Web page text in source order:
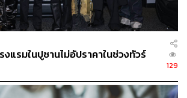
เห็นCASA PAPAในมุมซิกเนเจอร์ที่เป็น
Arch โค้งให้ความรู้สึกอบอุ่นกันมาบ้าง
มถ่ายรูปสวยๆ มากกว่านั้น เช่น บริเวณ
งแรมในปูซานไม่อัปราคาในช่วงทัวร์
129